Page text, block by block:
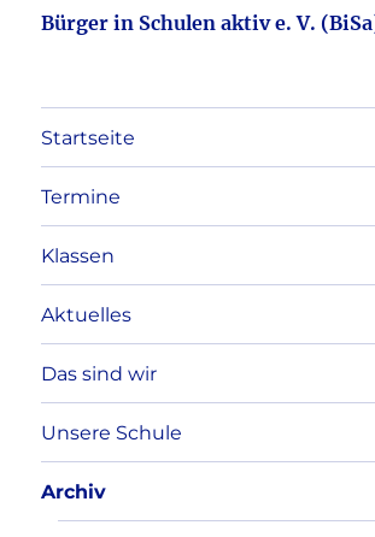
Bürger in Schulen aktiv e. V.
Startseite
Termine
Klassen
Aktuelles
Das sind wir
Unsere Schule
Archiv